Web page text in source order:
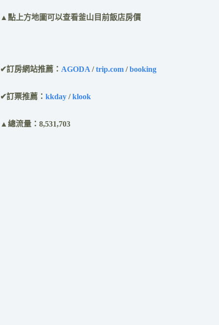
​▲點上方地圖可以查看釜山目前飯店房價
✔訂房網站推薦： AGODA /trip.com /booking
✔訂票推薦： kkday /klook
▲總流量：8,531,703